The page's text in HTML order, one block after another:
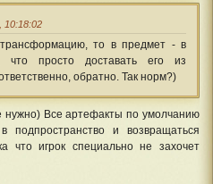
то в предмет - в
просто доставать его из
обратно. Так норм?)
нужно) Все артефакты по умолчанию
подпространство и возвращаться
что игрок специально не захочет